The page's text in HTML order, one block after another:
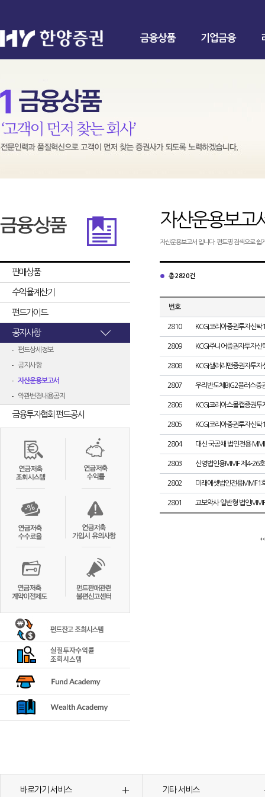
금융상품 기업금융
판매상품
수익율계산기
펀드가이드
공지사항
펀드상세정보
공지사항
자산운용보고서
약관변경내용공지
금융투자협회 펀드공시
자산운용보고
자산운용보고서 입니다. 펀드명 검색으로 쉽
총 2820건
번호
2810 KCGI코리아증권투자신
2809 KCGI주니어증권자투자
2808 KCGI샐러리맨증권자투
2807 우리반도체BIG2플러스증
2806 KCGI코리아스몰캡증권
2805 KCGI코리아증권투자신
2804 대신 국공채 법인전용
2803 신영법인용MMF 제4-26호
2802 미래에셋법인전용MMF1
2801 교보악사 일반형 법인MMF
바로가기 서비스 기타 서비스